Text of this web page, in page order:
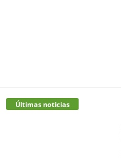
Últimas noticias